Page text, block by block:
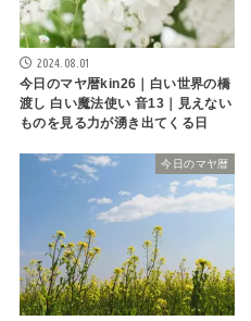
2024.08.01
今日のマヤ暦kin26｜白い世界の橋
渡し 白い魔法使い 音13｜見えない
ものを見る力が湧き出てくる日
今日のマヤ暦